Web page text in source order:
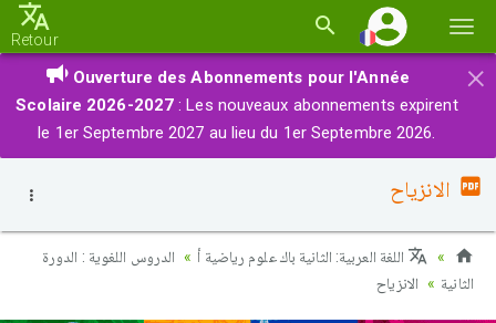
la
Retour
×
Ouverture des Abonnements pour l'Année
Scolaire 2026-2027 : Les nouveaux abonnements expirent
le 1er Septembre 2027 au lieu du 1er Septembre 2026.
الانزياح
اللغة العربية: الثانية باك علوم رياضية أ
الدروس اللغوية : الدورة
الثانية
الانزياح